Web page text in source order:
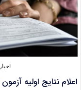
اعلام نتایج اولیه آزمون کارشناسی